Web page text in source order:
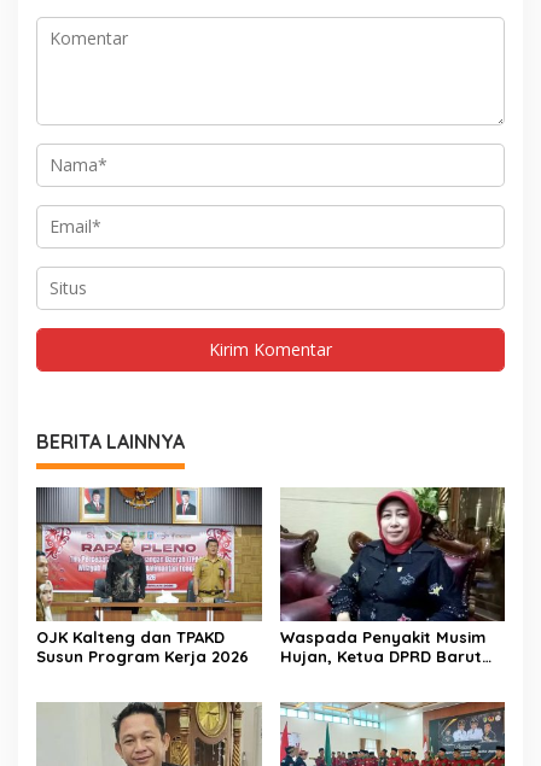
BERITA LAINNYA
OJK Kalteng dan TPAKD
Susun Program Kerja 2026
Waspada Penyakit Musim
Hujan, Ketua DPRD Barut